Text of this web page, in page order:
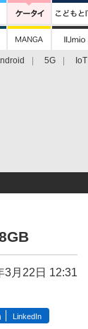
5G IoT
3月22日 12:31
LinkedIn